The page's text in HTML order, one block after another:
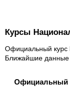
Курсы
Официальный курс
Ближайшие данные
Официальный